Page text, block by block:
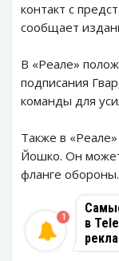
контакт с
сообщает
В «Реале»
подписания
команды для
Также в
Йошко. Он
фланге обороны.
в
1